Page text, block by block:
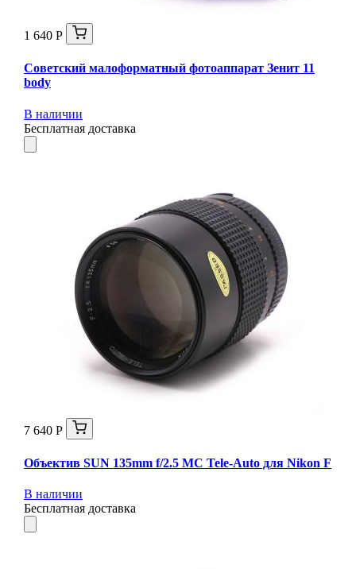
1 640 Р
Советский малоформатный фотоаппарат Зенит 11
body
В наличии
Бесплатная доставка
7 640 Р
Объектив SUN 135mm f/2.5 MC Tele-Auto для Nikon F
В наличии
Бесплатная доставка